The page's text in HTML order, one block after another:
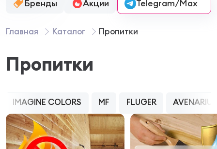
Бренды Акции Онлайн-колеровка
Telegram/Max
Главная Каталог Пропитки
Пропитки
IMAGINE COLORS MF FLUGER AVENARIUS